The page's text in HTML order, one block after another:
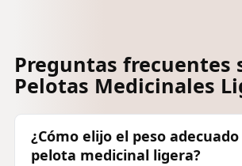
Preguntas frecuentes
Pelotas Medicinales
¿Cómo elijo el peso
pelota medicinal ligera?